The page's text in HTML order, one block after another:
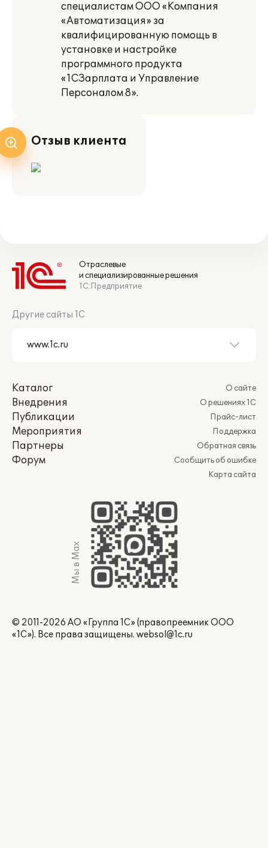
специалистам ООО «Компания
«Автоматизация» за
квалифицированную помощь в
установке и настройке
программного продукта
«1СЗарплата и Управление
Персоналом 8».
Отзыв клиента
Отраслевые
и специализированные решения
1С:Предприятие
Другие сайты 1С
Каталог
Внедрения
Публикации
Мероприятия
Партнеры
Форум
О сайте
О решениях 1С
Прайс-лист
Поддержка
Обратная связь
Сообщить об ошибке
Карта сайта
Мы в Max
© 2011-2026 АО «Группа 1С» (правопреемник ООО
«1С»). Все права защищены. websol@1c.ru